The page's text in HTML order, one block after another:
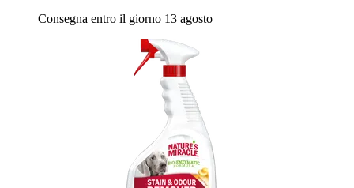
Consegna entro il giorno 13 agosto